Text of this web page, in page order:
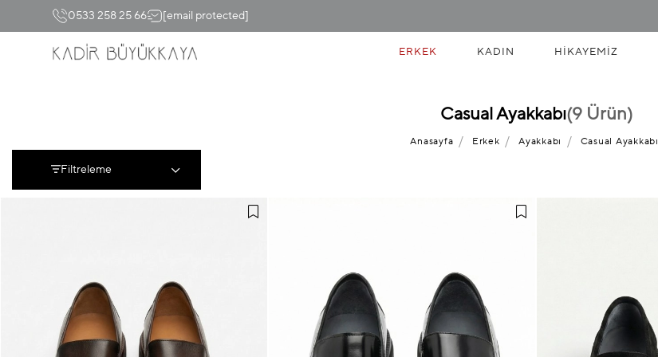
0533 258 25 66 [email protected]
ERKEK KADIN HIKAYEMIZ
Casual Ayakkabı(9 Ürün)
Anasayfa Erkek Ayakkabı Casual Ayakkabı
Filtreleme